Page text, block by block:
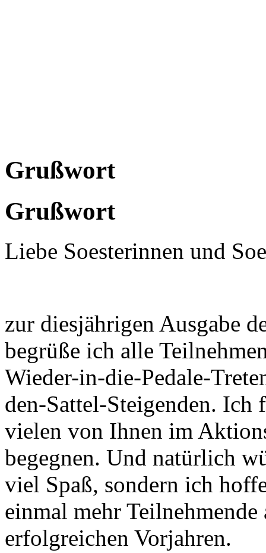
Grußwort
Grußwort
Liebe Soesterinnen und
zur diesjährigen Ausgabe
begrüße ich alle
Wieder-in-die-Pedale-
den-Sattel-Steigenden. Ich
vielen von Ihnen im
begegnen. Und natürlich
viel Spaß, sondern ich
einmal mehr
erfolgreichen Vorjahren.